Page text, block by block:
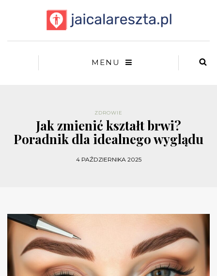
MENU
ZDROWIE
Jak zmienić kształt brwi?
Poradnik dla idealnego wyglądu
4 PAŹDZIERNIKA 2025